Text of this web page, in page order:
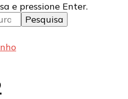
e pressione Enter.